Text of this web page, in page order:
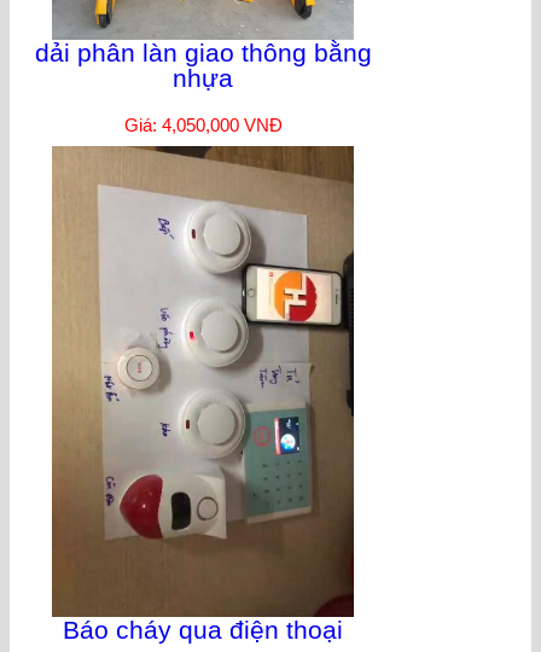
dải phân làn giao thông bằng
nhựa
Giá: 4,050,000 VNĐ
Báo cháy qua điện thoại